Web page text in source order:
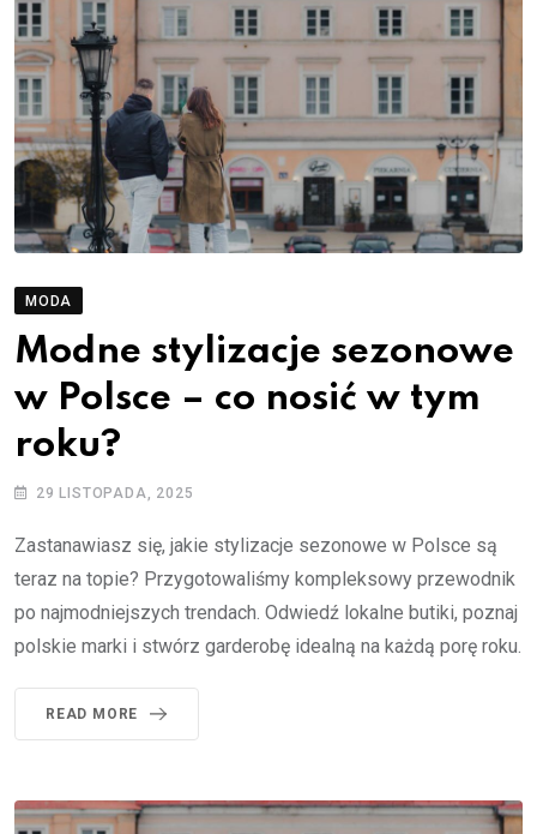
MODA
Modne stylizacje sezonowe
w Polsce – co nosić w tym
roku?
29 LISTOPADA, 2025
Zastanawiasz się, jakie stylizacje sezonowe w Polsce są
teraz na topie? Przygotowaliśmy kompleksowy przewodnik
po najmodniejszych trendach. Odwiedź lokalne butiki, poznaj
polskie marki i stwórz garderobę idealną na każdą porę roku.
READ MORE